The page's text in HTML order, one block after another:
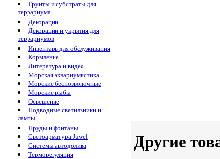
Грунты и субстраты для
террариума
Декорации
Декорации и укрытия для
террариумов
Инвентарь для обслуживания
Кормление
Литература и видео
Морская аквариумистика
Морские беспозвоночные
Морские рыбы
Освещение
Подводные светильники и
лампы
Пруды и фонтаны
Светоарматура Juwel
Системы автодолива
Терморегуляция
Другие